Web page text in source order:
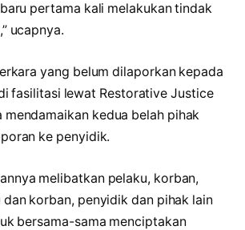
pertama kali melakukan tindak
ucapnya.
yang belum dilaporkan kepada
fasilitasi lewat Restorative Justice
mendamaikan kedua belah pihak
ke penyidik.
melibatkan pelaku, korban,
korban, penyidik dan pihak lain
bersama-sama menciptakan